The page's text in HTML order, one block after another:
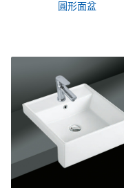
圓形面盆